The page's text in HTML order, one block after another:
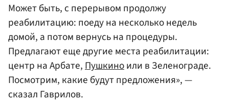
Может быть, с перерывом продолжу
реабилитацию: поеду на несколько недель
домой, а потом вернусь на процедуры.
Предлагают еще другие места реабилитации:
центр на Арбате, Пушкиноили в Зеленограде.
Посмотрим, какие будут предложения», —
сказал Гаврилов.